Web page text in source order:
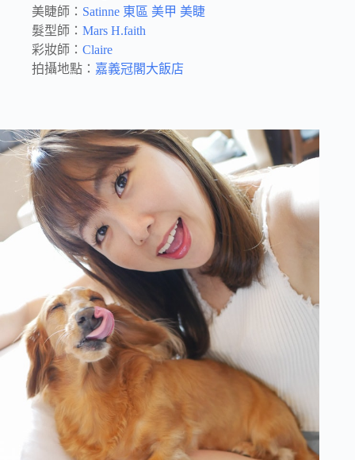
美睫師： Satinne 東區 美甲 美睫
髮型師： Mars H.faith
彩妝師： Claire
拍攝地點： 嘉義冠閣大飯店